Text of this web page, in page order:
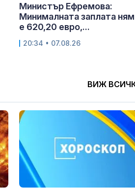
Министър Ефремова:
Минималната заплата
е 620,20 евро,...
20:34 • 07.08.26
ВИЖ